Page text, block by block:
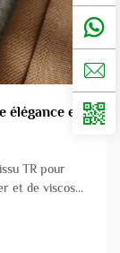
et
TR pour
et de viscose,
de la